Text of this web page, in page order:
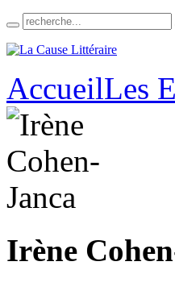
AccueilLes
Irène